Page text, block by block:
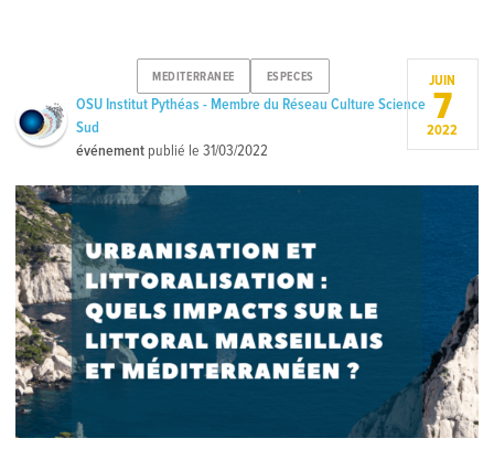
MEDITERRANEE ESPECES
OSU Institut Pythéas - Membre du Réseau Culture Science
Sud
événement publié le31/03/2022
JUIN
7
2022